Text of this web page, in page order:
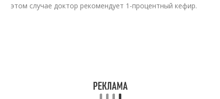
этом случае доктор рекомендует 1-процентный кефир.